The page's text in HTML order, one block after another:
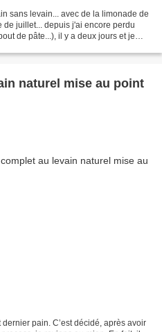
sans levain... avec de la limonade de
juillet... depuis j'ai encore perdu
de pâte...), il y a deux jours et je
naturel mise au point
pain. C’est décidé, après avoir